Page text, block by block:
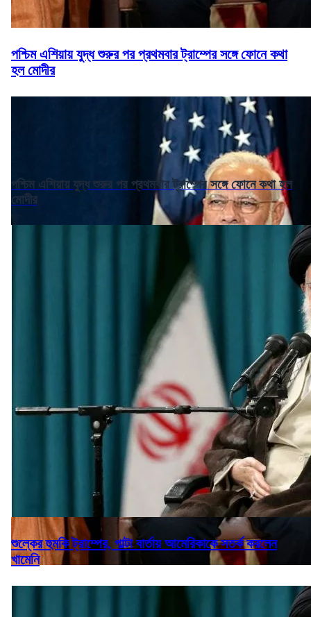
পশ্চিম এশিয়ায় যুদ্ধ শুরুর পর প্রথমবার ট্রাম্পের সঙ্গে ফোনে কথা
হল মোদীর
পশ্চিম এশিয়ায় যুদ্ধ শুরুর পর প্রথমবার ট্রাম্পের সঙ্গে ফোনে কথা হল
মোদীর
শুল্কের হুমকি ট্রাম্পের, পাল্টা বার্তায় আমেরিকাকে সতর্ক করলেন
খামেনি